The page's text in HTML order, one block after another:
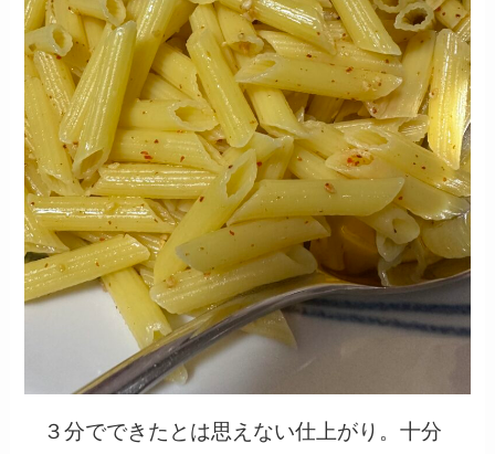
３分でできたとは思えない仕上がり。十分